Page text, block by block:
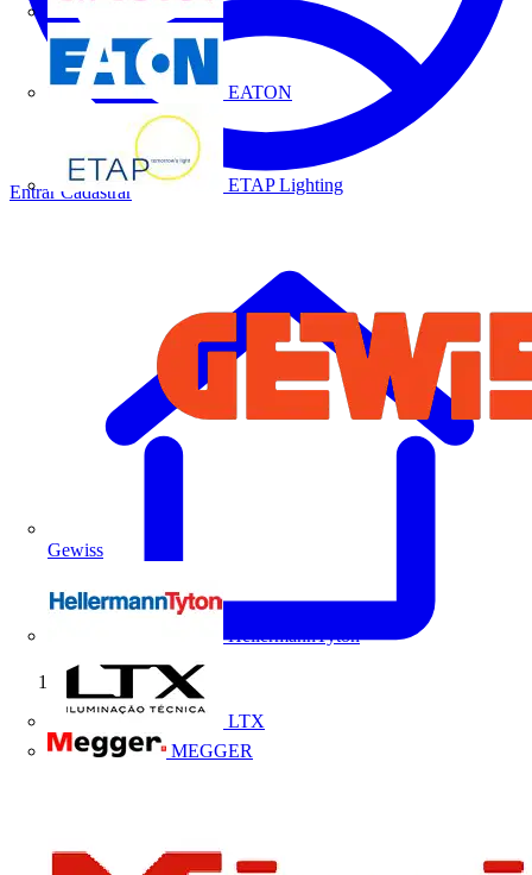
CIRCUTOR
EATON
ETAP Lighting
Gewiss
HellermannTyton
LTX
MEGGER
Entrar Cadastrar
Início